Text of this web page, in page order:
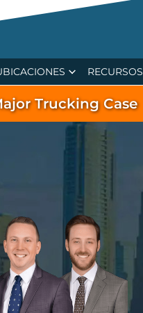
RECURSOS
Trucking Case